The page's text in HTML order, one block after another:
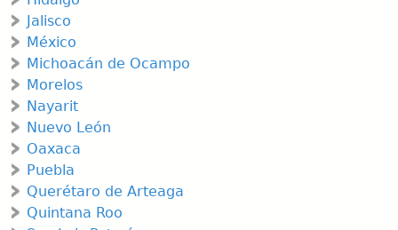
margen
de crédno g el histodql de pago Los precios
mclugen IVA y son vdhdos del 1 0151 de agosto del
2025.
Zapatos VAV|TO
del 16 al 21
Contado: $M9
Quincena!r 523
Código: 856671.
Jalisco
México
Michoacán de Ocampo
Morelos
Nayarit
Nuevo León
Oaxaca
Puebla
Querétaro de Arteaga
Quintana Roo